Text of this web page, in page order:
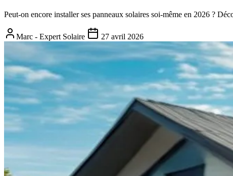
Peut-on encore installer ses panneaux solaires soi-même en 2026 ?
Marc - Expert Solaire 27 avril 2026